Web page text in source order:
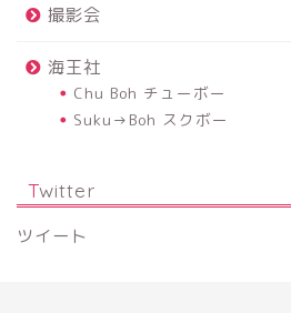
撮影会
海王社
Chu Boh チューボー
Suku→Boh スクボー
Twitter
ツイート